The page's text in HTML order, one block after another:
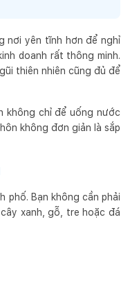
nơi yên tĩnh hơn để nghỉ
doanh rất thông minh.
thiên nhiên cũng đủ để
không chỉ để uống nước
không đơn giản là sắp
phố. Bạn không cần phải
xanh, gỗ, tre hoặc đá